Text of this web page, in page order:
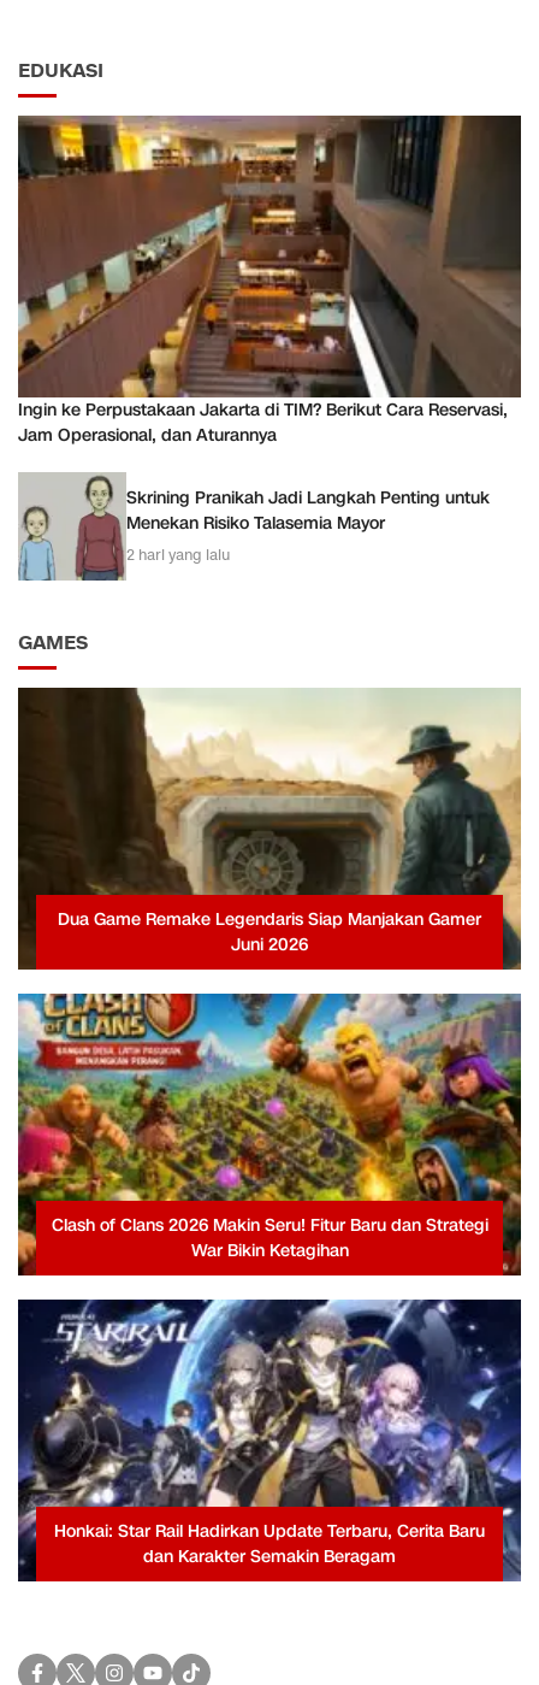
EDUKASI
Ingin ke Perpustakaan Jakarta di TIM? Berikut Cara Reservasi,
Jam Operasional, dan Aturannya
Skrining Pranikah Jadi Langkah Penting untuk
Menekan Risiko Talasemia Mayor
2 hari yang lalu
GAMES
Dua Game Remake Legendaris Siap Manjakan Gamer
Juni 2026
Clash of Clans 2026 Makin Seru! Fitur Baru dan Strategi
War Bikin Ketagihan
Honkai: Star Rail Hadirkan Update Terbaru, Cerita Baru
dan Karakter Semakin Beragam